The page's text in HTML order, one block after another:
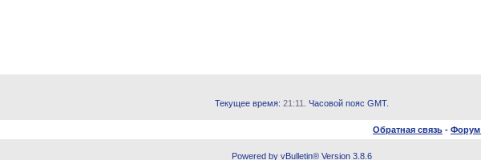
Текущее время: 21:11 . Часовой пояс GMT.
Обратная связь - Форум
Powered by vBulletin® Version 3.8.6